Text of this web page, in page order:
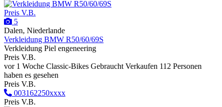
Preis V.B.
5
Dalen, Niederlande
Verkleidung BMW R50/60/69S
Verkleidung Piel engeneering
Preis V.B.
vor 1 Woche Classic-Bikes Gebraucht Verkaufen 112 Personen
haben es gesehen
Preis V.B.
003162250xxxx
Preis V.B.